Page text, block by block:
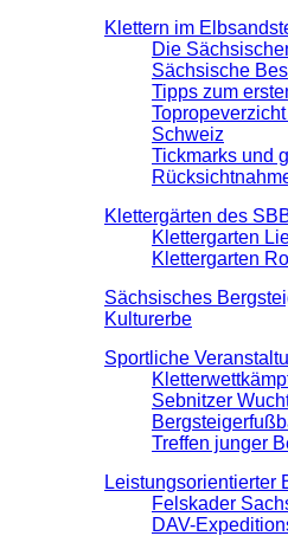
Klettern im
Die
Sächsische
Tipps zum
Schweiz
Tickmarks und
Klettergärten des
Klettergarten
Klettergarten
Sächsisches
Kulturerbe
Sportliche
Sebnitzer
Treffen junger
Leistungsorientierter
Felskader
DAV-